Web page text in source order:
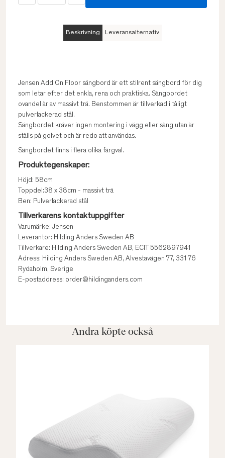
Beskrivning Leveransalternativ
Jensen Add On Floor sängbord är ett stilrent sängbord för dig
som letar efter det enkla, rena och praktiska. Sängbordet
ovandel är av massivt trä. Benstommen är tillverkad i tåligt
pulverlackerad stål.
Sängbordet kräver ingen montering i vägg eller säng utan är
ställs på golvet och är redo att användas.
Sängbordet finns i flera olika färgval.
Produktegenskaper:
Höjd: 58cm
Toppdel:38 x 38cm - massivt trä
Ben: Pulverlackerad stål
Tillverkarens kontaktuppgifter
Varumärke: Jensen
Leverantör: Hilding Anders Sweden AB
Tillverkare: Hilding Anders Sweden AB, ECIT 5562897941
Adress: Hilding Anders Sweden AB, Alvestavägen 77, 331 76
Rydaholm, Sverige
E-postaddress: order@hildinganders.com
Andra köpte också